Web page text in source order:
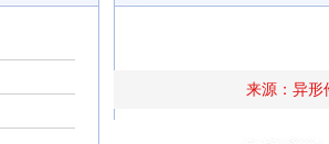
来源：异